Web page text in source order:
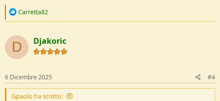
R
c
t
i
o
s
:
Carretta82
D Djakoric
6 Dicembre 2025 #4
Gpaolo ha scritto: